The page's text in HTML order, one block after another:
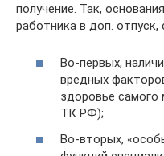
получение. Так,
работника в доп. отпуск,
Во-первых,
вредных
здоровье самого
ТК РФ);
Во-вторых,